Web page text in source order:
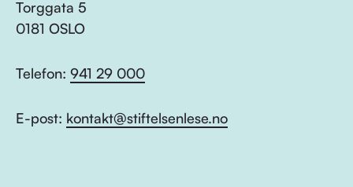
Torggata 5
0181 OSLO
Telefon: 941 29 000
E-post: kontakt@stiftelsenlese.no